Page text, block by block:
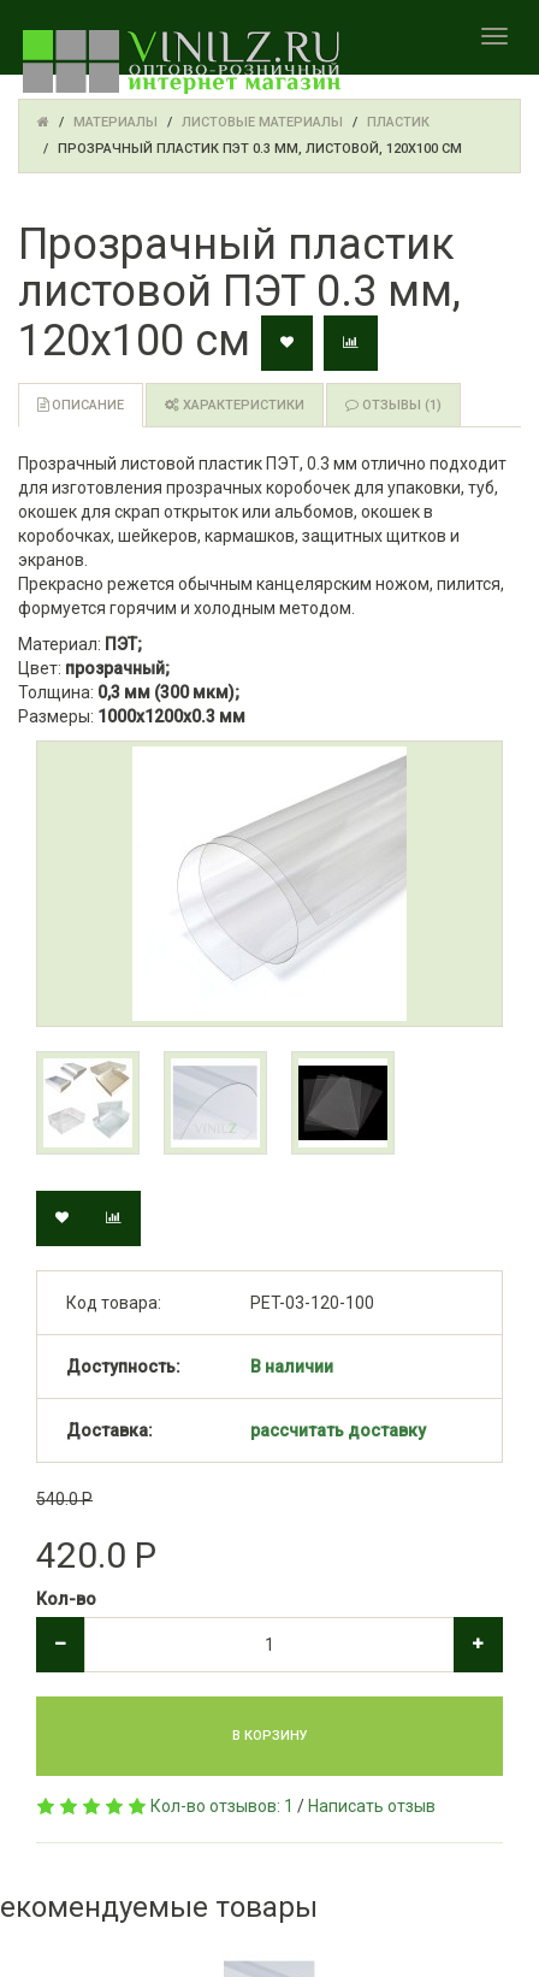
МАТЕРИАЛЫ ЛИСТОВЫЕ МАТЕРИАЛЫ
ПЛАСТИК
ПРОЗРАЧНЫЙ ПЛАСТИК ПЭТ 0.3 ММ, ЛИСТОВОЙ, 120Х100 СМ
Прозрачный пластик
листовой ПЭТ 0.3 мм,
120х100 см
ОПИСАНИЕ ХАРАКТЕРИСТИКИ ОТЗЫВЫ (1)
Прозрачный листовой пластик ПЭТ, 0.3 мм отлично подходит
для изготовления прозрачных коробочек для упаковки, туб,
окошек для скрап открыток или альбомов, окошек в
коробочках, шейкеров, кармашков, защитных щитков и
экранов.
Прекрасно режется обычным канцелярским ножом, пилится,
формуется горячим и холодным методом.
Материал: ПЭТ;
Цвет: прозрачный;
Толщина: 0,3 мм (300 мкм);
Размеры: 1000x1200x0.3 мм
Код товара: PET-03-120-100
Доступность: В наличии
Доставка: рассчитать доставку
540.0 Р
420.0 Р
Кол-во
В КОРЗИНУ
Кол-во отзывов: 1 / Написать отзыв
товары